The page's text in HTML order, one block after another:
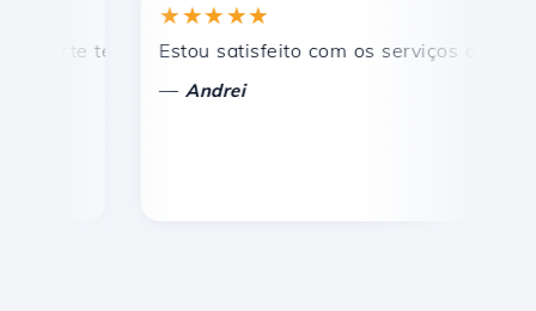
técnico rápido e eficiente.
★★★★★
Estou satisfeito com os serviços oferecidos
Andrei